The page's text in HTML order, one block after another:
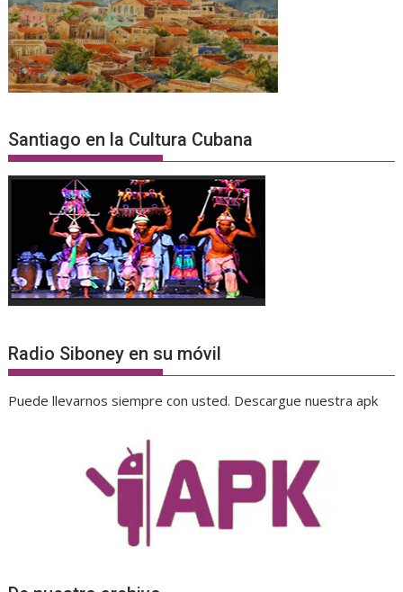
Santiago en la Cultura Cubana
Radio Siboney en su móvil
Puede llevarnos siempre con usted. Descargue nuestra apk